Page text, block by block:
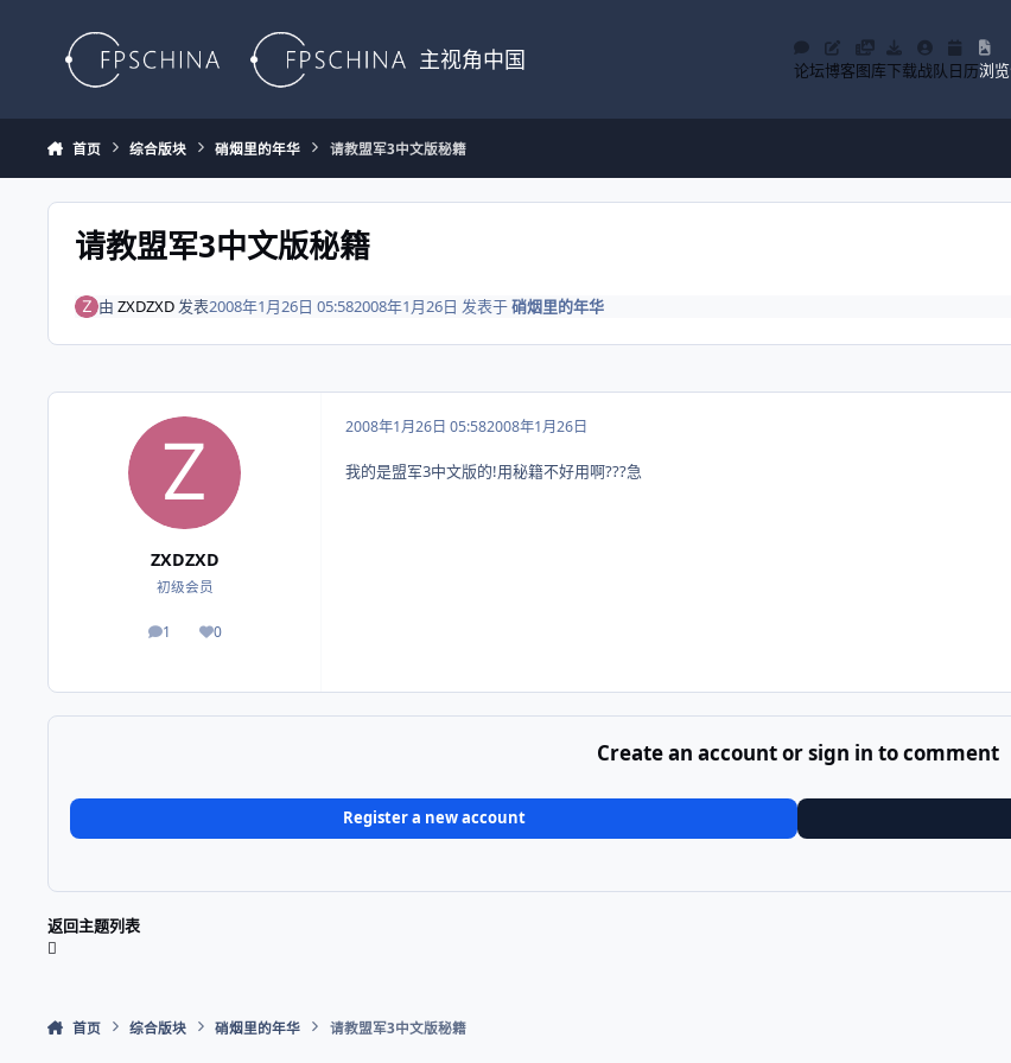
主视角中国 论坛博客图库下载战队 日历浏览
首页 综合版块 硝烟里的年华 请教盟军3中文版秘籍
请教盟军3中文版秘籍
由 ZXDZXD发表2008年1月26日 05:582008年1月26日 发表于硝烟里的年华
ZXDZXD
初级会员
1
帖子 0
荣誉积分
2008年1月26日 05:582008年1月26日
我的是盟军3中文版的!用秘籍不好用啊???急
Create an account or sign in to comment
Register a new account
返回主题列表
首页 综合版块 硝烟里的年华 请教盟军3中文版秘籍